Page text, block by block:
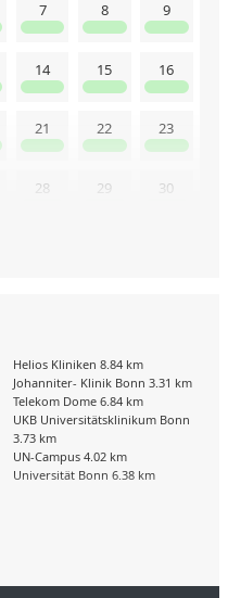
7 8 9
14 15 16
21 22 23
28 29 30
Helios Kliniken 8.84 km
Johanniter- Klinik Bonn 3.31 km
Telekom Dome 6.84 km
UKB Universitätsklinikum Bonn
3.73 km
UN-Campus 4.02 km
Universität Bonn 6.38 km